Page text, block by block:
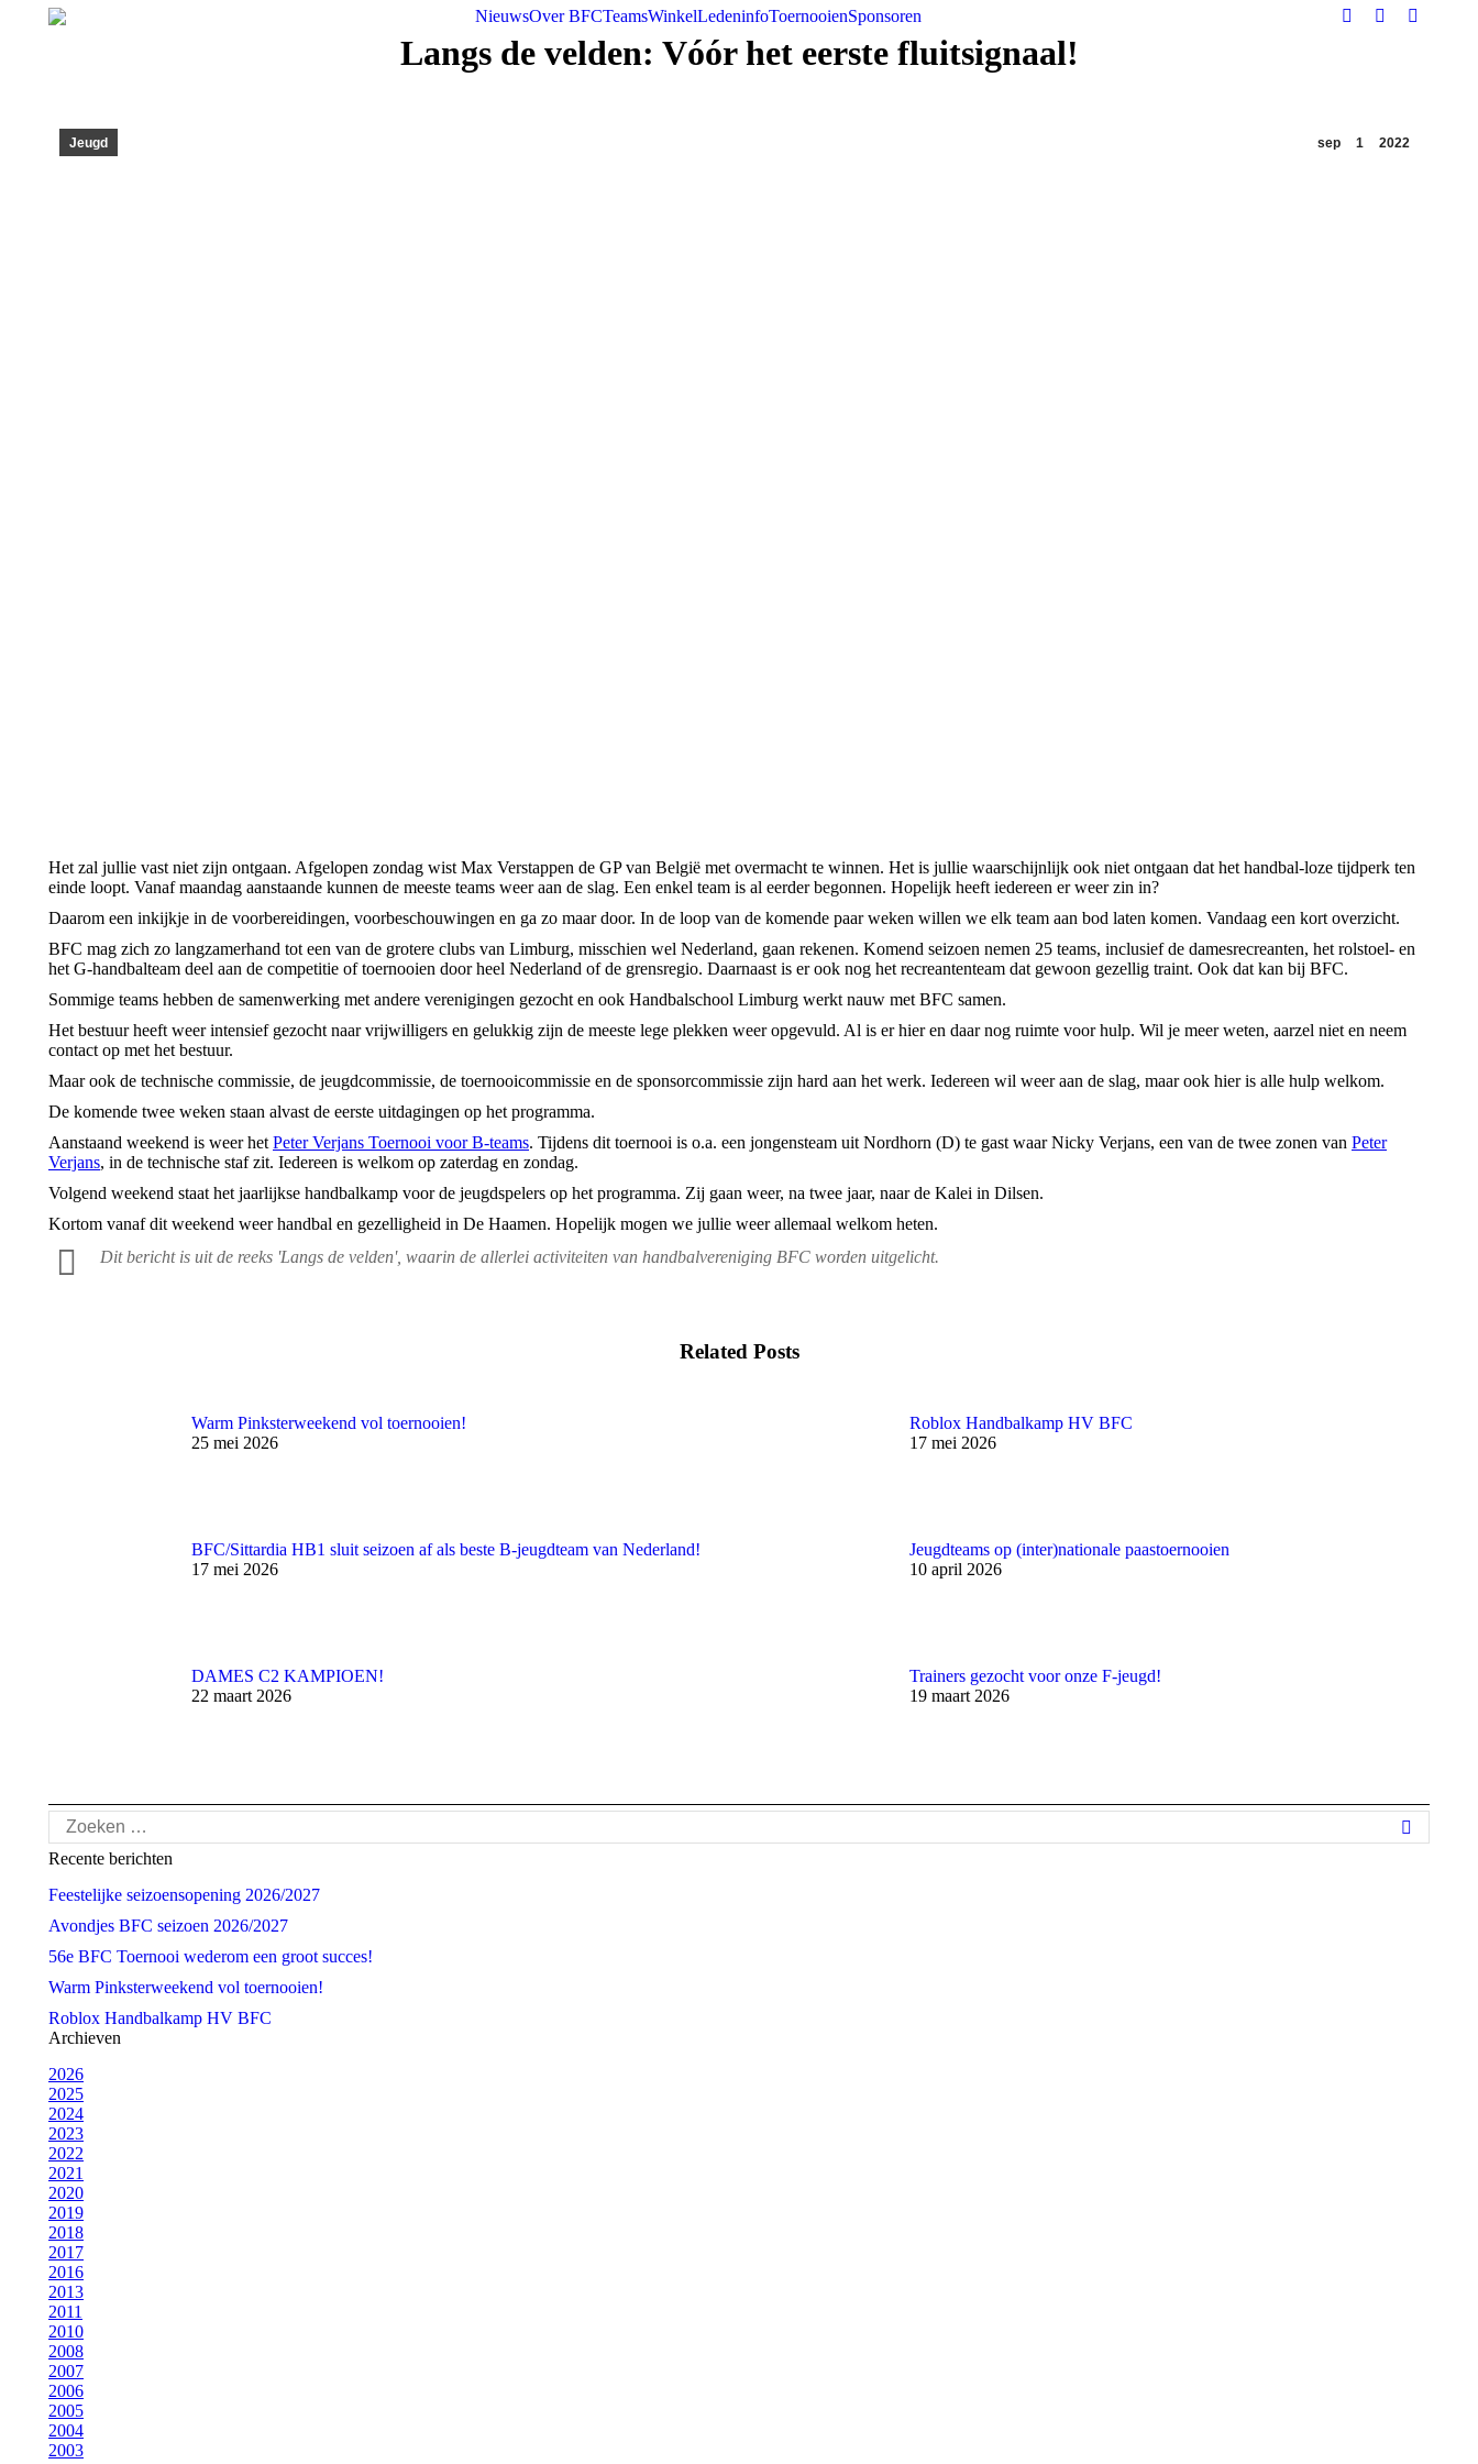
NieuwsOver BFCTeamsWinkelLedeninfoToernooienSponsoren
Facebook
InstagramYouTube
Langs de velden: Vóór het eerste fluitsignaal!
sep 1 2022
Jeugd
Het zal jullie vast niet zijn ontgaan. Afgelopen zondag wist Max Verstappen de GP van België met overmacht te winnen. Het is jullie waarschijnlijk ook niet ontgaan dat het handbal-loze tijdperk ten
einde loopt. Vanaf maandag aanstaande kunnen de meeste teams weer aan de slag. Een enkel team is al eerder begonnen. Hopelijk heeft iedereen er weer zin in?
Daarom een inkijkje in de voorbereidingen, voorbeschouwingen en ga zo maar door. In de loop van de komende paar weken willen we elk team aan bod laten komen. Vandaag een kort overzicht.
BFC mag zich zo langzamerhand tot een van de grotere clubs van Limburg, misschien wel Nederland, gaan rekenen. Komend seizoen nemen 25 teams, inclusief de damesrecreanten, het rolstoel- en
het G-handbalteam deel aan de competitie of toernooien door heel Nederland of de grensregio. Daarnaast is er ook nog het recreantenteam dat gewoon gezellig traint. Ook dat kan bij BFC.
Sommige teams hebben de samenwerking met andere verenigingen gezocht en ook Handbalschool Limburg werkt nauw met BFC samen.
Het bestuur heeft weer intensief gezocht naar vrijwilligers en gelukkig zijn de meeste lege plekken weer opgevuld. Al is er hier en daar nog ruimte voor hulp. Wil je meer weten, aarzel niet en neem
contact op met het bestuur.
Maar ook de technische commissie, de jeugdcommissie, de toernooicommissie en de sponsorcommissie zijn hard aan het werk. Iedereen wil weer aan de slag, maar ook hier is alle hulp welkom.
De komende twee weken staan alvast de eerste uitdagingen op het programma.
Aanstaand weekend is weer het Peter Verjans Toernooi voor B-teams. Tijdens dit toernooi is o.a. een jongensteam uit Nordhorn (D) te gast waar Nicky Verjans, een van de twee zonen van Peter
Verjans, in de technische staf zit. Iedereen is welkom op zaterdag en zondag.
Volgend weekend staat het jaarlijkse handbalkamp voor de jeugdspelers op het programma. Zij gaan weer, na twee jaar, naar de Kalei in Dilsen.
Kortom vanaf dit weekend weer handbal en gezelligheid in De Haamen. Hopelijk mogen we jullie weer allemaal welkom heten.
Dit bericht is uit de reeks 'Langs de velden', waarin de allerlei activiteiten van handbalvereniging BFC worden uitgelicht.
Related Posts
Warm Pinksterweekend vol toernooien!
25 mei 2026
Roblox Handbalkamp HV BFC
17 mei 2026
BFC/Sittardia HB1 sluit seizoen af als beste B-jeugdteam van Nederland!
17 mei 2026
Jeugdteams op (inter)nationale paastoernooien
10 april 2026
DAMES C2 KAMPIOEN!
22 maart 2026
Trainers gezocht voor onze F-jeugd!
19 maart 2026
Search:
Recente berichten
Feestelijke seizoensopening 2026/2027
Avondjes BFC seizoen 2026/2027
56e BFC Toernooi wederom een groot succes!
Warm Pinksterweekend vol toernooien!
Roblox Handbalkamp HV BFC
Archieven
2026
2025
2024
2023
2022
2021
2020
2019
2018
2017
2016
2013
2011
2010
2008
2007
2006
2005
2004
2003